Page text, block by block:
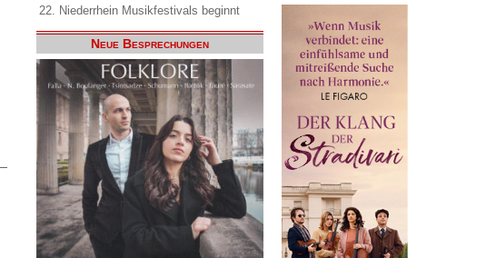
22. Niederrhein Musikfestivals beginnt
Neue Besprechungen